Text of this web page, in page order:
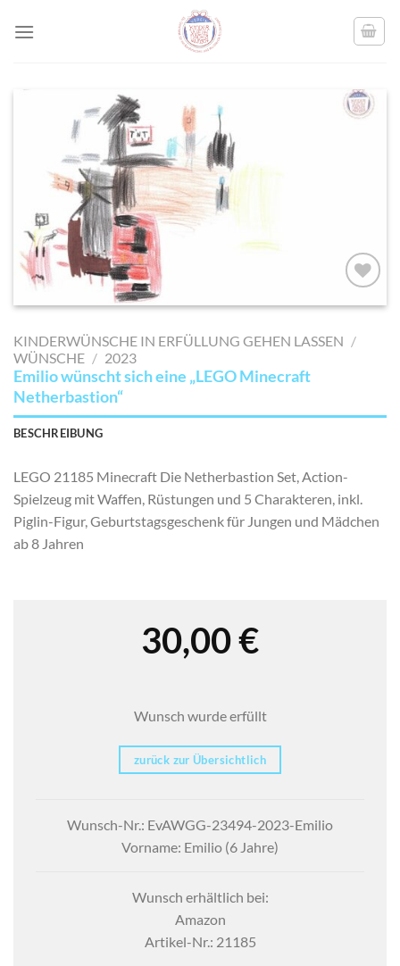
AUF MEINE
SETZEN
KINDERWÜNSCHE IN ERFÜLLUNG GEHEN LASSEN /
WÜNSCHE / 2023
Emilio wünscht sich eine „LEGO Minecraft
Netherbastion“
BESCHREIBUNG
LEGO 21185 Minecraft Die Netherbastion Set, Action-
Spielzeug mit Waffen, Rüstungen und 5 Charakteren, inkl.
Piglin-Figur, Geburtstagsgeschenk für Jungen und Mädchen
ab 8 Jahren
30,00€
Wunsch wurde erfüllt
zurück zur Übersichtlich
Wunsch-Nr.: EvAWGG-23494-2023-Emilio
Vorname: Emilio (6 Jahre)
Wunsch erhältlich bei:
Amazon
Artikel-Nr.: 21185